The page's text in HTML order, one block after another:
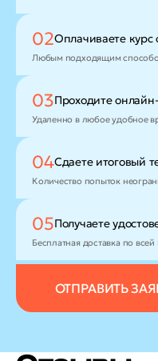
ОТПРАВИТЬ
02Оплачиваете курс
Любым подходящим
03Проходите
Удаленно в любое удобное
04Сдаете итоговый
Количество попыток
05Получаете
Бесплатная доставка по